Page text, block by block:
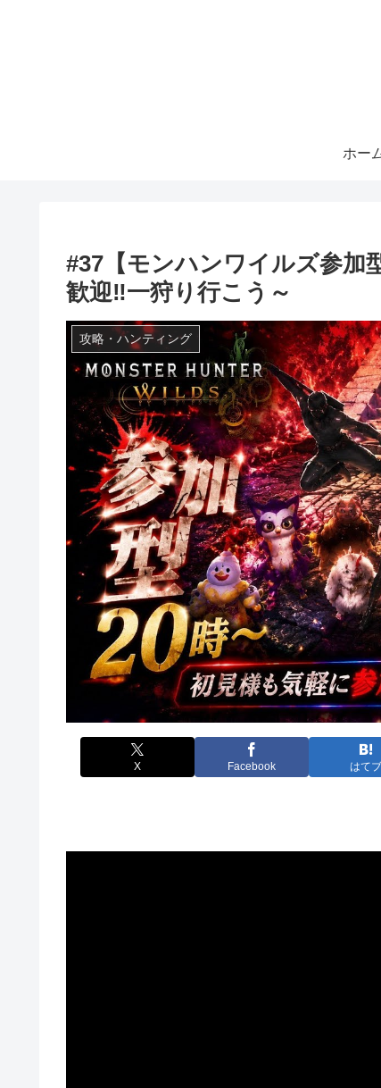
ホー
#37【モンハンワイルズ参加
歓迎‼️一狩り行こう～
攻略・ハンティング
X Facebook はてブ